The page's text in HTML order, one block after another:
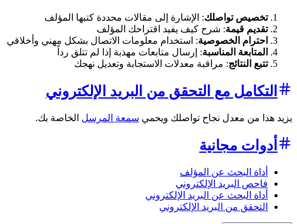
تخصيص تواصلك: الإشارة إلى مقالات محددة كتبها المؤلف
تقديم قيمة: شرح كيف يفيد اقتراحك المؤلف
احترام الخصوصية: استخدام معلومات الاتصال بشكل مهني وأخلاقي
المتابعة المناسبة: إرسال متابعات مهذبة إذا لم تتلق رداً
تتبع النتائج: مراقبة معدلات الاستجابة وتعديل نهجك
التكامل مع التحقق من البريد الإلكتروني
يزيد هذا من معدل نجاح تواصلك ويحمي سمعة المرسل الخاصة بك.
أدوات مجانية
أداة البحث عن المؤلف
فاحص البريد الإلكتروني
أداة البحث عن البريد الإلكتروني
التحقق من البريد الإلكتروني